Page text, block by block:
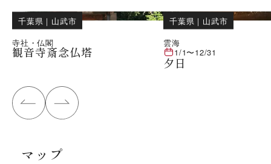
千葉県 ｜ 山武市
寺社・仏閣
観音寺斎念仏塔
千葉県 ｜ 山武市
雲海
1/1〜12/31
夕日
マップ